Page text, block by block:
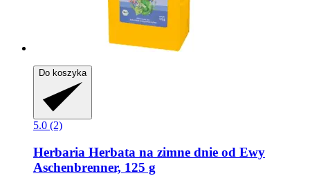
Do koszyka
5.0 (2)
Herbaria Herbata na zimne dnie od Ewy
Aschenbrenner, 125 g